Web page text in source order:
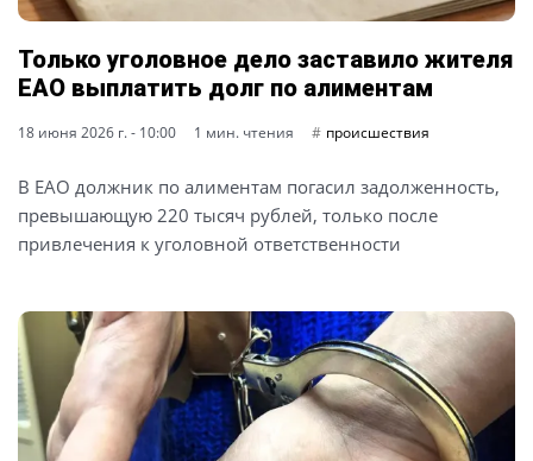
Только уголовное дело заставило жителя
ЕАО выплатить долг по алиментам
18 июня 2026 г. - 10:00 1 мин. чтения происшествия
В ЕАО должник по алиментам погасил задолженность,
превышающую 220 тысяч рублей, только после
привлечения к уголовной ответственности